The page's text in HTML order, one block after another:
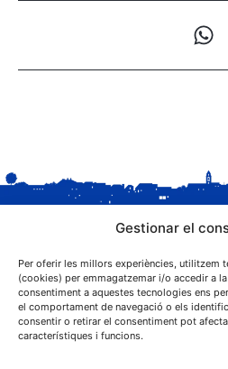
Gestionar el
Per oferir les millors experiències, utilitzem
(cookies) per emmagatzemar i/o accedir a
consentiment a aquestes tecnologies ens
el comportament de navegació o els
consentir o retirar el consentiment pot
característiques i funcions.
C. Sant Josep, 1
25243 El Palau d'Anglesola